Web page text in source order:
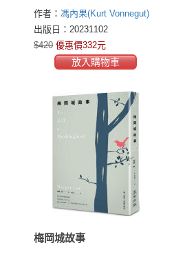
自由意志之異色經典）
作者： 馮內果(Kurt Vonnegut)
出版日：20231102
$420 優惠價332元
放入購物車
梅岡城故事